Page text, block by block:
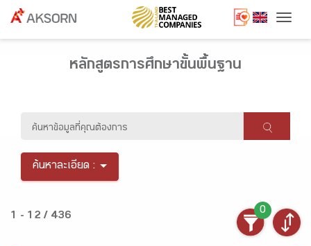
หลักสูตรการศึกษาขั้นพื้นฐาน
ค้นหาละเอียด :
1 - 12 / 436
0